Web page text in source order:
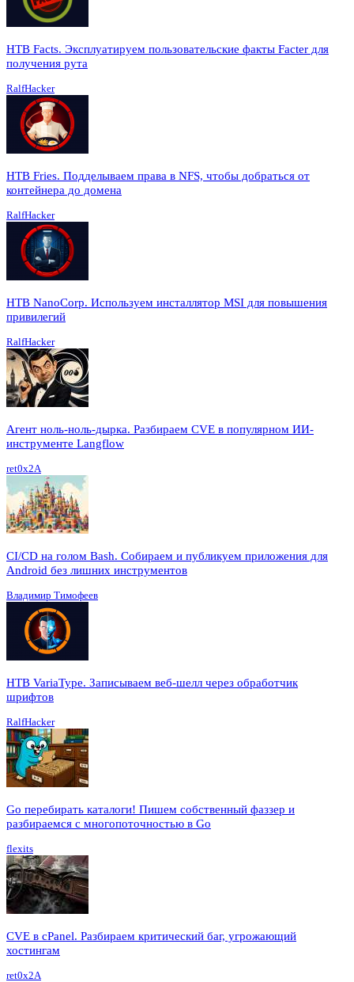
HTB Facts. Эксплуатируем пользовательские факты Facter для
получения рута
RalfHacker
HTB Fries. Подделываем права в NFS, чтобы добраться от
контейнера до домена
RalfHacker
HTB NanoCorp. Используем инсталлятор MSI для повышения
привилегий
RalfHacker
Агент ноль-ноль-дырка. Разбираем CVE в популярном ИИ-
инструменте Langflow
ret0x2A
CI/CD на голом Bash. Собираем и публикуем приложения для
Android без лишних инструментов
Владимир Тимофеев
HTB VariaType. Записываем веб-шелл через обработчик
шрифтов
RalfHacker
Go перебирать каталоги! Пишем собственный фаззер и
разбираемся с многопоточностью в Go
flexits
CVE в cPanel. Разбираем критический баг, угрожающий
хостингам
ret0x2A